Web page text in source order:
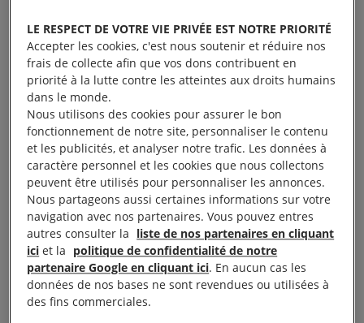
Jours de fête – Parc de la Bégraisière, édition 2016
– « Grandeurs Nature » Stand d’information
campagne « Réfugiés » et vente de produits au
profit d’Amnesty International
LE RESPECT DE VOTRE VIE PRIVÉE EST NOTRE PRIORITÉ
Accepter les cookies, c'est nous soutenir et réduire nos
frais de collecte afin que vos dons contribuent en
priorité à la lutte contre les atteintes aux droits humains
dans le monde.
Nous utilisons des cookies pour assurer le bon
fonctionnement de notre site, personnaliser le contenu
et les publicités, et analyser notre trafic. Les données à
caractère personnel et les cookies que nous collectons
peuvent être utilisés pour personnaliser les annonces.
Nous partageons aussi certaines informations sur votre
navigation avec nos partenaires. Vous pouvez entres
autres consulter la liste de nos partenaires en cliquant
ici et la politique de confidentialité de notre
partenaire Google en cliquant ici. En aucun cas les
données de nos bases ne sont revendues ou utilisées à
des fins commerciales.